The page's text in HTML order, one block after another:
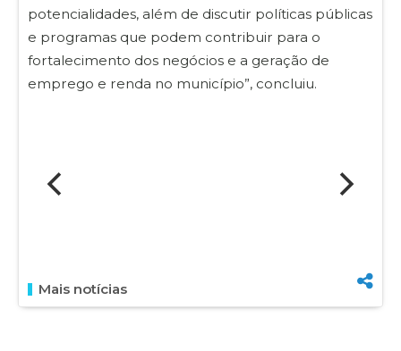
potencialidades, além de discutir políticas públicas
e programas que podem contribuir para o
fortalecimento dos negócios e a geração de
emprego e renda no município”, concluiu.
Mais notícias